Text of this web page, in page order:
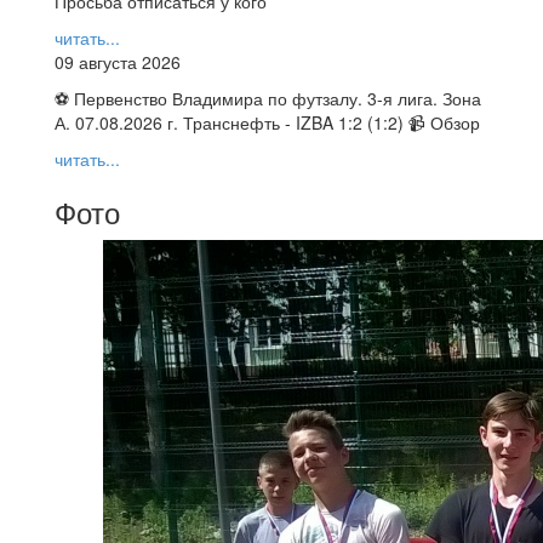
читать...
09 августа 2026
⚽ Первенство Владимира по футзалу. 3-я лига. Зона
А. 07.08.2026 г. Транснефть - IZBA 1:2 (1:2) 📹 Обзор
читать...
Фото